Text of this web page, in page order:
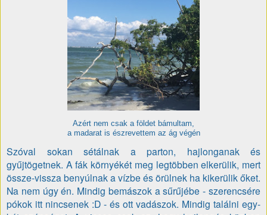
Azért nem csak a földet bámultam,
a madarat is észrevettem az ág végén
Szóval sokan sétálnak a parton, hajlonganak és
gyűjtögetnek. A fák környékét meg legtöbben elkerülik, mert
össze-vissza benyúlnak a vízbe és örülnek ha kikerülik őket.
Na nem úgy én. Mindig bemászok a sűrűjébe - szerencsére
pókok itt nincsenek :D - és ott vadászok. Mindig találni egy-